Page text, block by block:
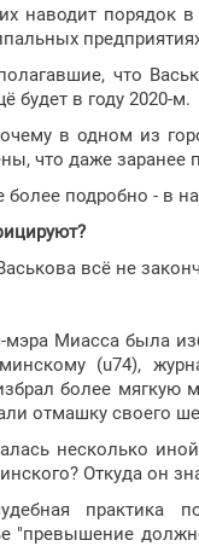
наводит порядок
что
будет в году 2020-м.
в одном из
что даже
подробно - в
всё не
мэра Миасса была
(u74),
более мягкую
отмашку своего
несколько
Откуда он
практика
"превышение